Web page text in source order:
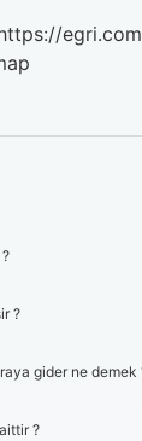
?
gider ne demek
?